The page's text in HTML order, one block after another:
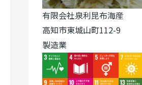
有限会社泉利昆布海産
高知市東城山町112-9
製造業
Image
Image Image Image